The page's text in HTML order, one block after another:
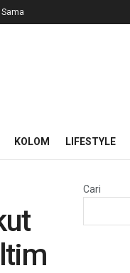
Sama
KOLOM LIFESTYLE
Cari